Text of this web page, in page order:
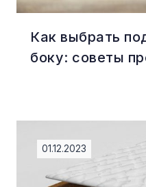
Как выбрать
боку: советы
01.12.2023